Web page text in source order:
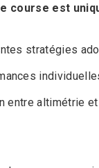
course est
stratégies
entre altimétrie